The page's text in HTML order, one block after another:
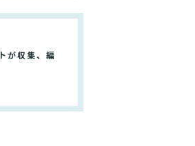
が収集、編